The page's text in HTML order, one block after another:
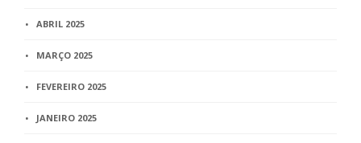
ABRIL 2025
MARÇO 2025
FEVEREIRO 2025
JANEIRO 2025